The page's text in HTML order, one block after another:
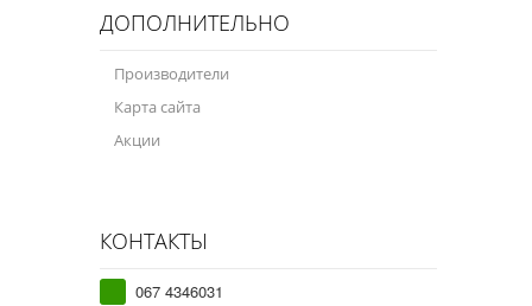
ДОПОЛНИТЕЛЬНО
Производители
Карта сайта
Акции
КОНТАКТЫ
067 4346031